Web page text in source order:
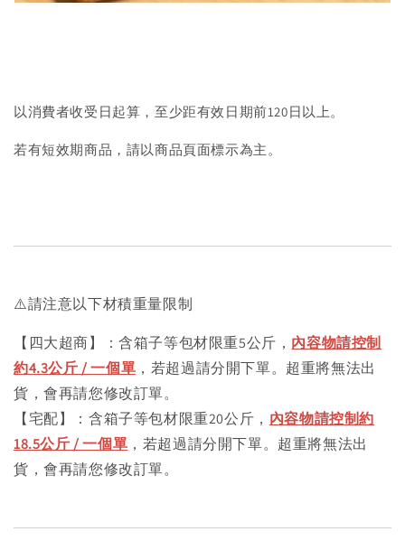
以消費者收受日起算，至少距有效日期前120日以上。
若有短效期商品，請以商品頁面標示為主。
⚠️請注意以下材積重量限制
【四大超商】：含箱子等包材限重5公斤， 內容物請控制
約4.3公斤 / 一個單 ，若超過請分開下單。超重將無法出
貨，會再請您修改訂單。
【宅配】：含箱子等包材限重20公斤， 內容物請控制約
18.5公斤 / 一個單 ，若超過請分開下單。超重將無法出
貨，會再請您修改訂單。